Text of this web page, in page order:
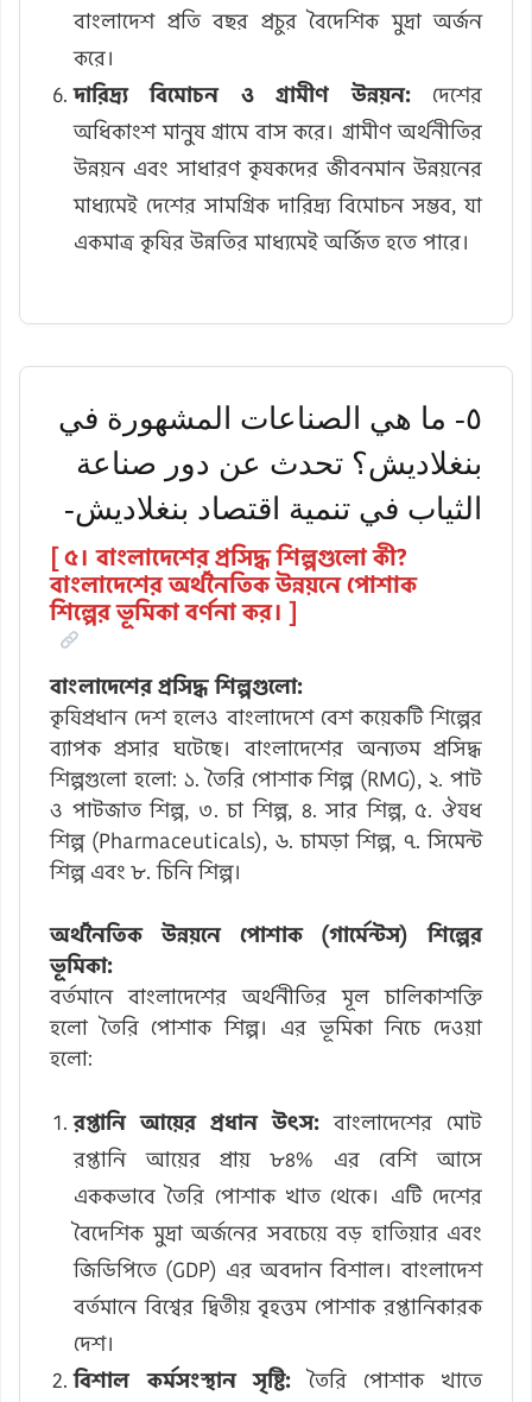
বাংলাদেশ প্রতি বছর প্রচুর বৈদেশিক মুদ্রা অর্জন
করে।
দারিদ্র্য বিমোচন ও গ্রামীণ উন্নয়ন:দেশের
অধিকাংশ মানুষ গ্রামে বাস করে। গ্রামীণ অর্থনীতির
উন্নয়ন এবং সাধারণ কৃষকদের জীবনমান উন্নয়নের
মাধ্যমেই দেশের সামগ্রিক দারিদ্র্য বিমোচন সম্ভব, যা
একমাত্র কৃষির উন্নতির মাধ্যমেই অর্জিত হতে পারে।
٥- ما هي الصناعات المشهورة في
بنغلاديش؟ تحدث عن دور صناعة
الثياب في تنمية اقتصاد بنغلاديش-
[ ৫। বাংলাদেশের প্রসিদ্ধ শিল্পগুলো কী?
বাংলাদেশের অর্থনৈতিক উন্নয়নে পোশাক
শিল্পের ভূমিকা বর্ণনা কর। ]
বাংলাদেশের প্রসিদ্ধ শিল্পগুলো:
কৃষিপ্রধান দেশ হলেও বাংলাদেশে বেশ কয়েকটি শিল্পের
ব্যাপক প্রসার ঘটেছে। বাংলাদেশের অন্যতম প্রসিদ্ধ
শিল্পগুলো হলো: ১. তৈরি পোশাক শিল্প (RMG), ২. পাট
ও পাটজাত শিল্প, ৩. চা শিল্প, ৪. সার শিল্প, ৫. ঔষধ
শিল্প (Pharmaceuticals), ৬. চামড়া শিল্প, ৭. সিমেন্ট
শিল্প এবং ৮. চিনি শিল্প।
অর্থনৈতিক উন্নয়নে পোশাক (গার্মেন্টস) শিল্পের
ভূমিকা:
বর্তমানে বাংলাদেশের অর্থনীতির মূল চালিকাশক্তি
হলো তৈরি পোশাক শিল্প। এর ভূমিকা নিচে দেওয়া
হলো:
রপ্তানি আয়ের প্রধান উৎস: বাংলাদেশের মোট
রপ্তানি আয়ের প্রায় ৮৪% এর বেশি আসে
এককভাবে তৈরি পোশাক খাত থেকে। এটি দেশের
বৈদেশিক মুদ্রা অর্জনের সবচেয়ে বড় হাতিয়ার এবং
জিডিপিতে (GDP) এর অবদান বিশাল। বাংলাদেশ
বর্তমানে বিশ্বের দ্বিতীয় বৃহত্তম পোশাক রপ্তানিকারক
দেশ।
বিশাল কর্মসংস্থান সৃষ্টি: তৈরি পোশাক খাতে